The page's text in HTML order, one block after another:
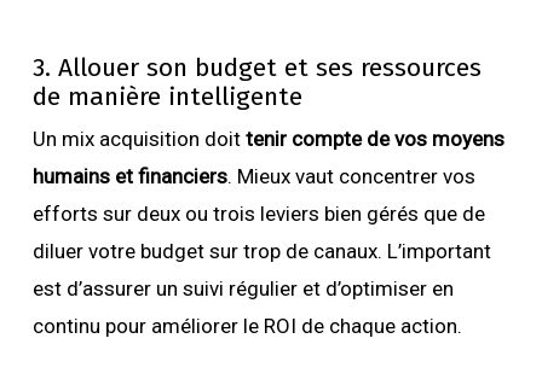
3. Allouer son budget et ses ressources
de manière intelligente
Un mix acquisition doit tenir compte de vos moyens
humains et financiers. Mieux vaut concentrer vos
efforts sur deux ou trois leviers bien gérés que de
diluer votre budget sur trop de canaux. L’important
est d’assurer un suivi régulier et d’optimiser en
continu pour améliorer le ROI de chaque action.